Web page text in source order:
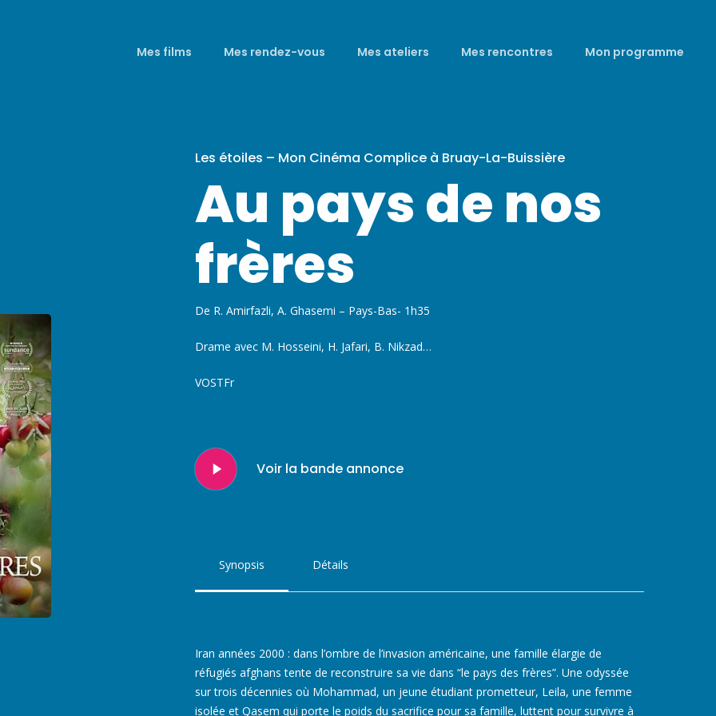
Mes films Mes rendez-vous Mes ateliers Mes rencontres Mon programme
Les étoiles – Mon Cinéma Complice à Bruay-La-Buissière
Au pays de nos
frères
De R. Amirfazli, A. Ghasemi – Pays-Bas- 1h35
Drame avec M. Hosseini, H. Jafari, B. Nikzad…
VOSTFr
Play
Video
Voir la bande annonce
Synopsis Détails
Iran années 2000 : dans l’ombre de l’invasion américaine, une famille élargie de
réfugiés afghans tente de reconstruire sa vie dans “le pays des frères”. Une odyssée
sur trois décennies où Mohammad, un jeune étudiant prometteur, Leila, une femme
isolée et Qasem qui porte le poids du sacrifice pour sa famille, luttent pour survivre à